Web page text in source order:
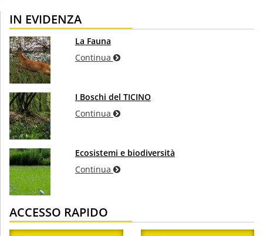
IN EVIDENZA
La Fauna
Continua
I Boschi del TICINO
Continua
Ecosistemi e biodiversità
Continua
ACCESSO RAPIDO